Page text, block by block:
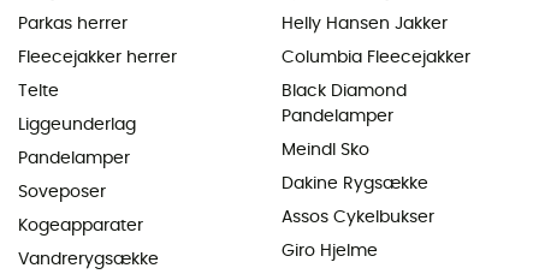
Parkas herrer
Fleecejakker herrer
Telte
Liggeunderlag
Pandelamper
Soveposer
Kogeapparater
Vandrerygsække
Helly Hansen Jakker
Columbia Fleecejakker
Black Diamond
Pandelamper
Meindl Sko
Dakine Rygsække
Assos Cykelbukser
Giro Hjelme